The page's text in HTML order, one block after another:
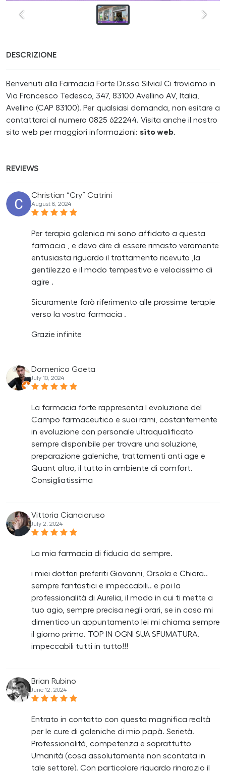
DESCRIZIONE
Benvenuti alla Farmacia Forte Dr.ssa Silvia! Ci troviamo in
Via Francesco Tedesco, 347, 83100 Avellino AV, Italia,
Avellino (CAP 83100). Per qualsiasi domanda, non esitare a
contattarci al numero 0825 622244. Visita anche il nostro
sito web per maggiori informazioni: sito web.
REVIEWS
Christian “Cry” Catrini
August 8, 2024
Per terapia galenica mi sono affidato a questa
farmacia , e devo dire di essere rimasto veramente
entusiasta riguardo il trattamento ricevuto ,la
gentilezza e il modo tempestivo e velocissimo di
agire .
Sicuramente farò riferimento alle prossime terapie
verso la vostra farmacia .
Grazie infinite
Domenico Gaeta
July 10, 2024
La farmacia forte rappresenta l evoluzione del
Campo farmaceutico e suoi rami, costantemente
in evoluzione con personale ultraqualificato
sempre disponibile per trovare una soluzione,
preparazione galeniche, trattamenti anti age e
Quant altro, il tutto in ambiente di comfort.
Consigliatissima
Vittoria Cianciaruso
July 2, 2024
La mia farmacia di fiducia da sempre.
i miei dottori preferiti Giovanni, Orsola e Chiara..
sempre fantastici e impeccabili.. e poi la
professionalità di Aurelia, il modo in cui ti mette a
tuo agio, sempre precisa negli orari, se in caso mi
dimentico un appuntamento lei mi chiama sempre
il giorno prima. TOP IN OGNI SUA SFUMATURA.
impeccabili tutti in tutto!!!
Brian Rubino
June 12, 2024
Entrato in contatto con questa magnifica realtà
per le cure di galeniche di mio papà. Serietà.
Professionalità, competenza e soprattutto
Umanità (cosa assolutamente non scontata in
tale settore). Con particolare riguardo ringrazio il